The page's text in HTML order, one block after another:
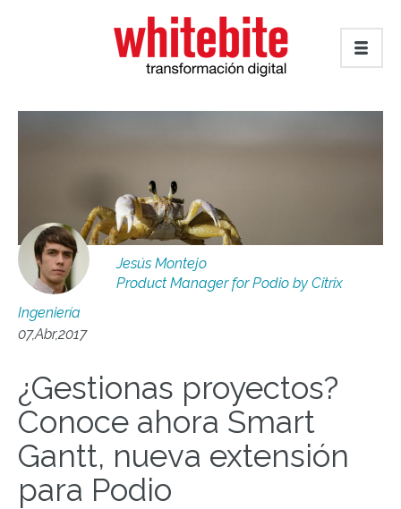
Jesús Montejo
Product Manager for Podio by Citrix
Ingeniería
07,Abr,2017
¿Gestionas proyectos?
Conoce ahora Smart
Gantt, nueva extensión
para Podio